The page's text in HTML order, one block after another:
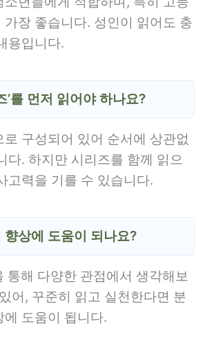
가장 좋습니다. 성인이 읽어도 충
용입니다.
’를 먼저 읽어야 하나요?
로 구성되어 있어 순서에 상관없
다. 하지만 시리즈를 함께 읽으
고력을 기를 수 있습니다.
향상에 도움이 되나요?
통해 다양한 관점에서 생각해보
어, 꾸준히 읽고 실천한다면 분
에 도움이 됩니다.